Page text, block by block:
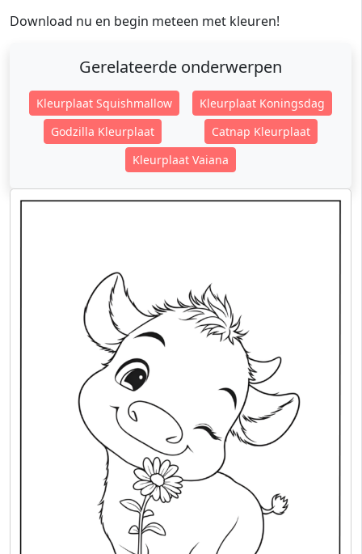
Download nu en begin meteen met kleuren!
Gerelateerde onderwerpen
Kleurplaat Squishmallow
Kleurplaat Koningsdag
Godzilla Kleurplaat
Catnap Kleurplaat
Kleurplaat Vaiana